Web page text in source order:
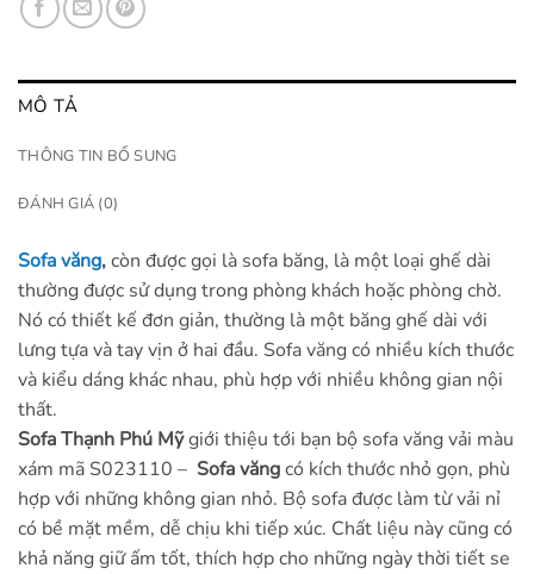
MÔ TẢ
THÔNG TIN BỔ SUNG
ĐÁNH GIÁ (0)
Sofa văng,còn được gọi là sofa băng, là một loại ghế dài
thường được sử dụng trong phòng khách hoặc phòng chờ.
Nó có thiết kế đơn giản, thường là một băng ghế dài với
lưng tựa và tay vịn ở hai đầu. Sofa văng có nhiều kích thước
và kiểu dáng khác nhau, phù hợp với nhiều không gian nội
thất.
Sofa Thạnh Phú Mỹgiới thiệu tới bạn bộ sofa văng vải màu
xám mã S023110 – Sofa văngcó kích thước nhỏ gọn, phù
hợp với những không gian nhỏ. Bộ sofa được làm từ vải nỉ
có bề mặt mềm, dễ chịu khi tiếp xúc. Chất liệu này cũng có
khả năng giữ ấm tốt, thích hợp cho những ngày thời tiết se